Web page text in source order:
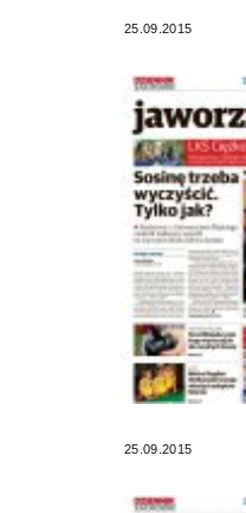
25.09.2015
25.09.2015